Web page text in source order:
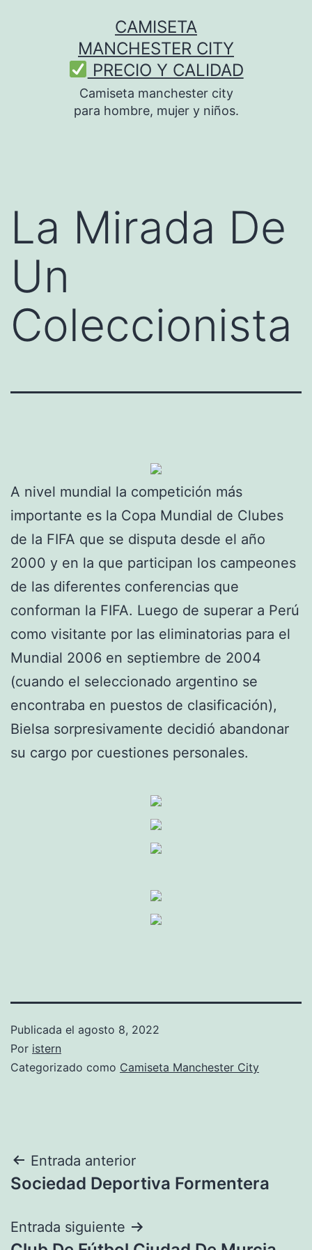
CAMISETA
MANCHESTER CITY
PRECIO Y CALIDAD
Camiseta manchester city
para hombre, mujer y niños.
La Mirada De
Un
Coleccionista
A nivel mundial la competición más
importante es la Copa Mundial de Clubes
de la FIFA que se disputa desde el año
2000 y en la que participan los campeones
de las diferentes conferencias que
conforman la FIFA. Luego de superar a Perú
como visitante por las eliminatorias para el
Mundial 2006 en septiembre de 2004
(cuando el seleccionado argentino se
encontraba en puestos de clasificación),
Bielsa sorpresivamente decidió abandonar
su cargo por cuestiones personales.
Publicada el agosto 8, 2022
Por istern
Categorizado como Camiseta Manchester City
Navegación
de
entradas
Entrada anterior
Sociedad Deportiva Formentera
Entrada siguiente